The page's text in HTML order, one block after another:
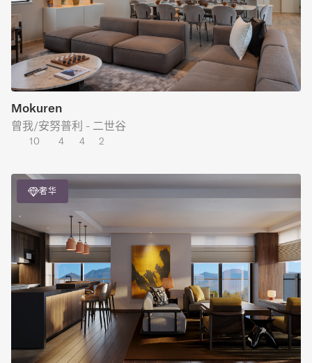
Mokuren
曾我/安努普利 - 二世谷
10 4 4 2
奢华